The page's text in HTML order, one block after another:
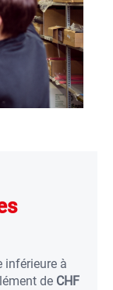
inférieure à
de CHF